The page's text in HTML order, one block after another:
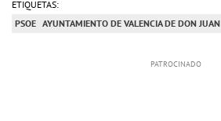
ETIQUETAS:
PSOE AYUNTAMIENTO DE VALENCIA DE DON JUAN